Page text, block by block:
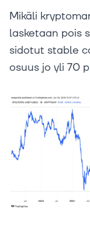
Mikäli
lasketaan pois
sidotut stable
osuus jo yli 70